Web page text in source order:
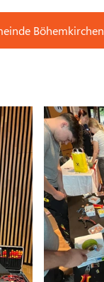
Böhemkirchen